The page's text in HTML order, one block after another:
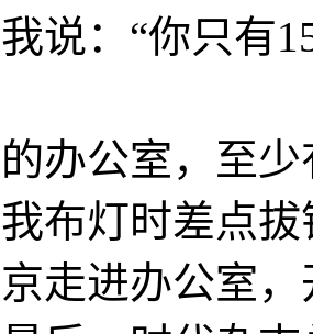
说：“你只有
办公室，至
布灯时差点
走进办公室